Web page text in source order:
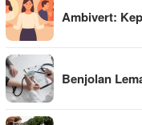
Ambivert:
Benjolan